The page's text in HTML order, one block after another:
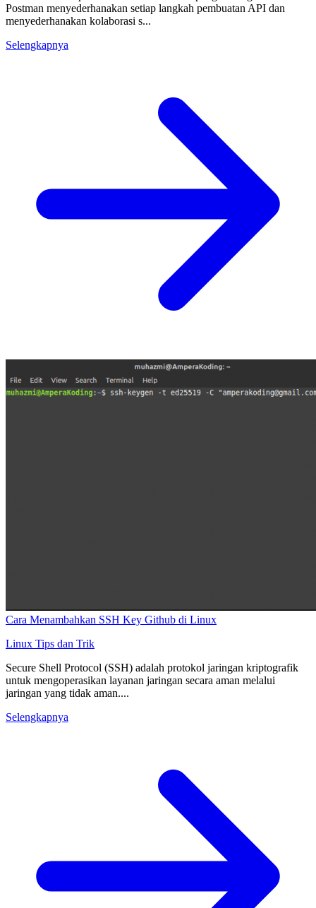
Postman menyederhanakan setiap langkah pembuatan API dan
menyederhanakan kolaborasi s...
Selengkapnya
Cara Menambahkan SSH Key Github di Linux
Linux Tips dan Trik
Secure Shell Protocol (SSH) adalah protokol jaringan kriptografik
untuk mengoperasikan layanan jaringan secara aman melalui
jaringan yang tidak aman....
Selengkapnya